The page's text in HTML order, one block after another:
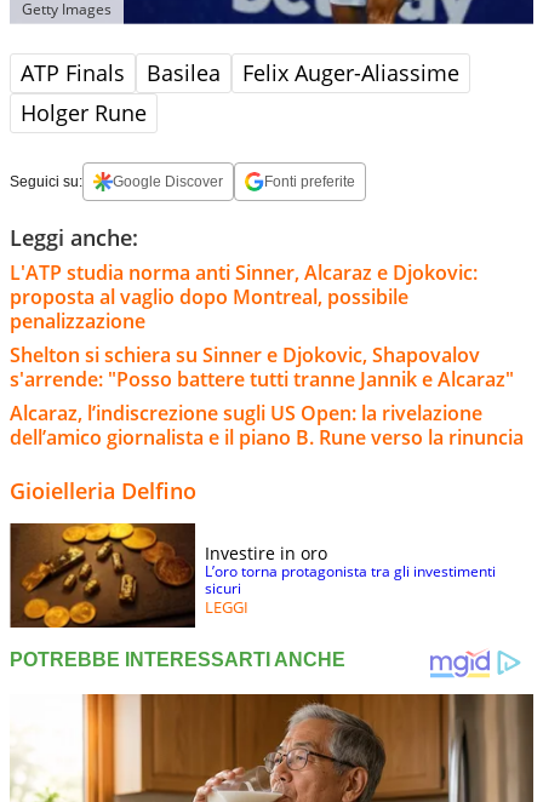
Getty Images
ATP Finals Basilea
Felix Auger-Aliassime
Holger Rune
Seguici su: Google Discover Fonti preferite
Leggi anche:
L'ATP studia norma anti Sinner, Alcaraz e Djokovic:
proposta al vaglio dopo Montreal, possibile
penalizzazione
Shelton si schiera su Sinner e Djokovic, Shapovalov
s'arrende: "Posso battere tutti tranne Jannik e Alcaraz"
Alcaraz, l’indiscrezione sugli US Open: la rivelazione
dell’amico giornalista e il piano B. Rune verso la rinuncia
Gioielleria Delfino
Investire in oro
L’oro torna protagonista tra gli investimenti
sicuri
LEGGI